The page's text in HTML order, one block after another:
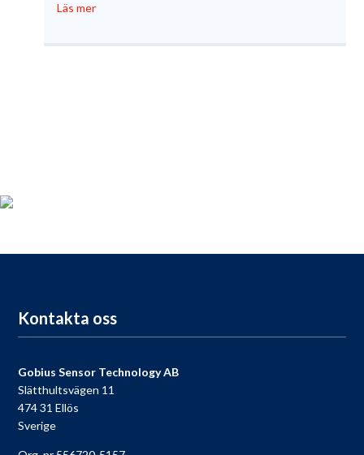
Läs mer
Kontakta oss
Gobius Sensor Technology AB
Slätthultsvägen 11
474 31 Ellös
Sverige